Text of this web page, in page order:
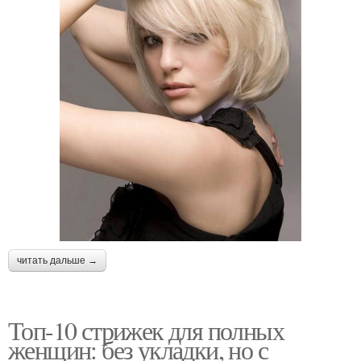
читать дальше →
Топ-10 стрижек для полных
женщин: без укладки, но с